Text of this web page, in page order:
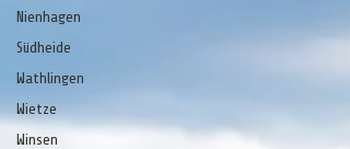
Nienhagen
Südheide
Wathlingen
Wietze
Winsen